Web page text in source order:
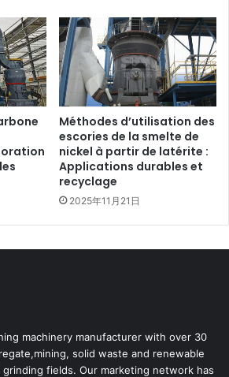
Méthodes d’utilisation des
escories de la smelte de
nickel à partir de latérite :
Applications durables et
recyclage
2025年11月21日
machinery manufacturer with over 30
solid waste and renewable
fields. Our marketing network has